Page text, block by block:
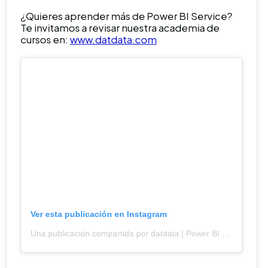
¿Quieres aprender más de Power BI Service?
Te invitamos a revisar nuestra academia de
cursos en: www.datdata.com
Ver esta publicación en Instagram
Una publicación compartida por datdata | Power BI (@datdata)